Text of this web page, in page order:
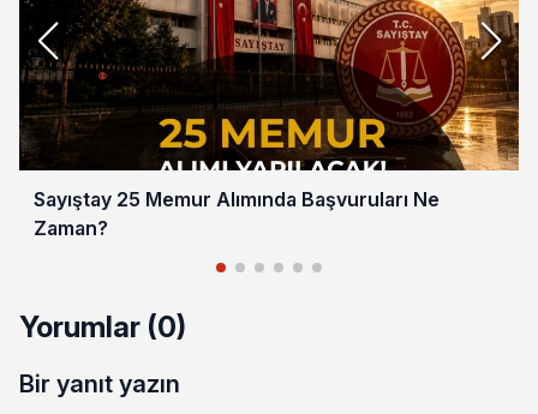
Sayıştay 25 Memur Alımında Başvuruları Ne
Zaman?
Yorumlar (0)
Bir yanıt yazın